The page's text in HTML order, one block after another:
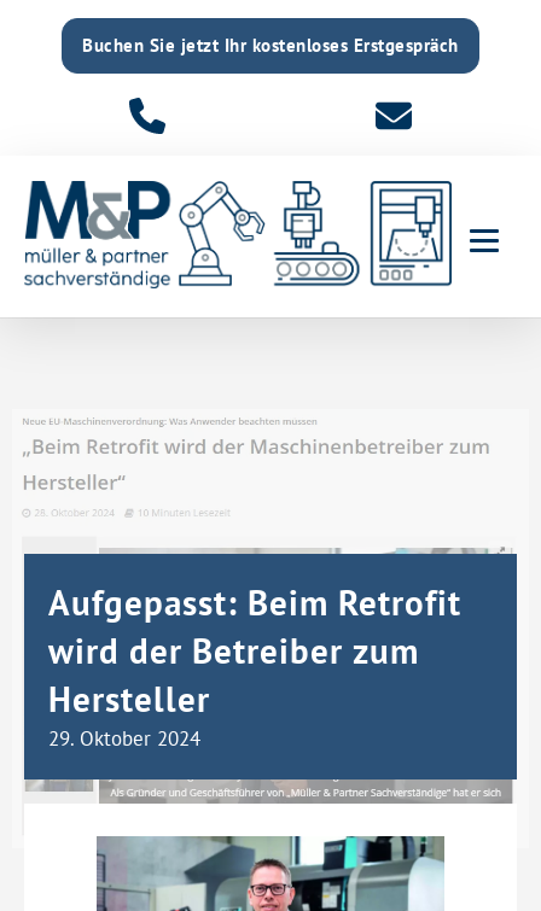
Buchen Sie jetzt Ihr kostenloses Erstgespräch
Aufgepasst: Beim Retrofit
wird der Betreiber zum
Hersteller
29. Oktober 2024